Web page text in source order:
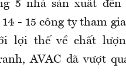
5 nhà sản xuất
- 15 công ty tham
lợi thế về chất
AVAC đã vượt